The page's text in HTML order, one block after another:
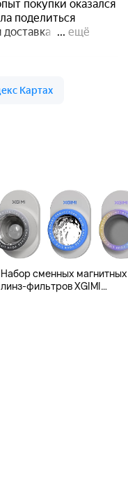
Набор сменных магнитных
линз-фильтров XGIMI